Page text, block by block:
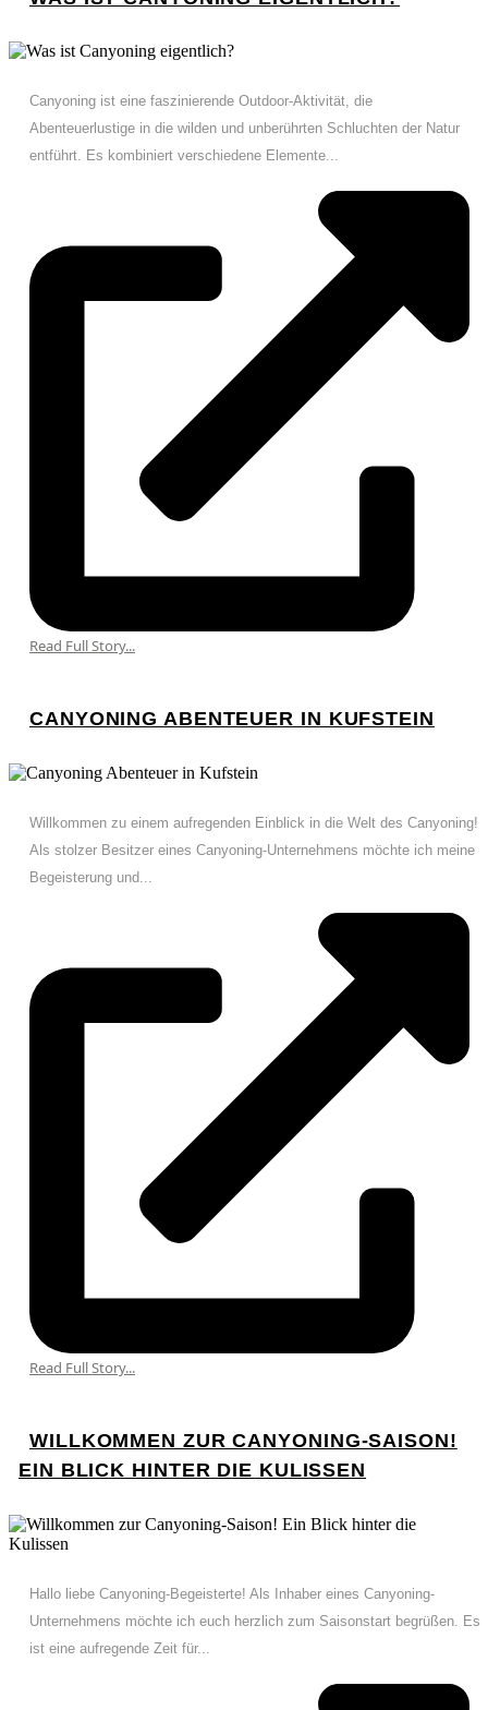
Canyoning ist eine faszinierende Outdoor-Aktivität, die
Abenteuerlustige in die wilden und unberührten Schluchten der Natur
entführt. Es kombiniert verschiedene Elemente...
Read Full Story...
CANYONING ABENTEUER IN KUFSTEIN
Willkommen zu einem aufregenden Einblick in die Welt des Canyoning!
Als stolzer Besitzer eines Canyoning-Unternehmens möchte ich meine
Begeisterung und...
Read Full Story...
WILLKOMMEN ZUR CANYONING-SAISON!
EIN BLICK HINTER DIE KULISSEN
Hallo liebe Canyoning-Begeisterte! Als Inhaber eines Canyoning-
Unternehmens möchte ich euch herzlich zum Saisonstart begrüßen. Es
ist eine aufregende Zeit für...